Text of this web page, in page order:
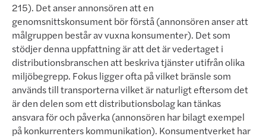
215). Det an­ser annonsören att en
genomsnittskonsument bör förstå (annonsören anser att
målgruppen består av vuxna konsumenter). Det som
stödjer denna uppfattning är att det är veder­taget i
distributionsbranschen att beskriva tjänster utifrån olika
miljöbegrepp. Fokus ligger ofta på vilket bränsle som
används till transporterna vilket är naturligt eftersom det
är den delen som ett distributions­bo­lag kan tänkas
ansvara för och påverka (annonsören har bilagt exempel
på konkurrenters kommunikation). Kon­su­mentverket har